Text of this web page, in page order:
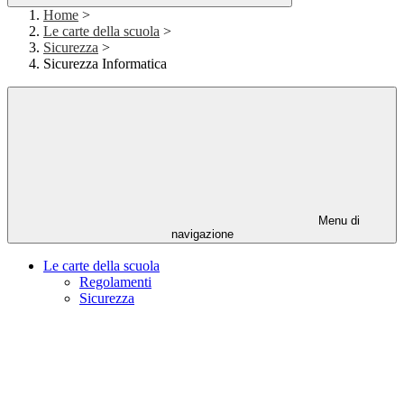
Home >
Le carte della scuola >
Sicurezza >
Sicurezza Informatica
Menu di
navigazione
Le carte della scuola
Regolamenti
Sicurezza